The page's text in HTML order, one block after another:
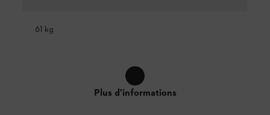
61 kg
Plus d'informations